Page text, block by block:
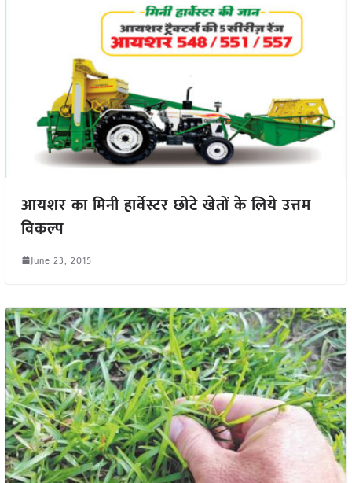
आयशर का मिनी हार्वेस्टर छोटे खेतों के लिये उत्तम
विकल्प
June 23, 2015